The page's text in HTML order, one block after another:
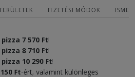
FIZETÉSI MÓDOK
pizza 7 570 Ft!
pizza 8 710 Ft!
pizza 10 290 Ft!
Ft-ért, valamint különleges